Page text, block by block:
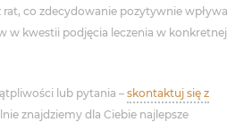
co zdecydowanie pozytywnie wpływa
w kwestii podjęcia leczenia w konkretnej
lub pytania – skontaktuj się z
znajdziemy dla Ciebie najlepsze